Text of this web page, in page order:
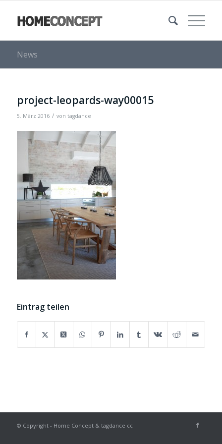
News
project-leopards-way00015
5. März 2016 / von tagdance
Eintrag teilen
© Copyright - Home Concept & tagdance cc